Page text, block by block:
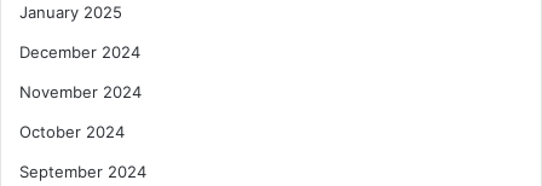
January 2025
December 2024
November 2024
October 2024
September 2024